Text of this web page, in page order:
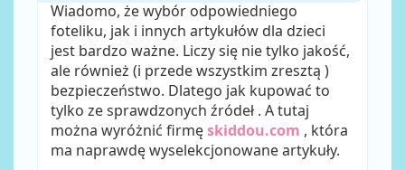
Wiadomo, że wybór odpowiedniego
foteliku, jak i innych artykułów dla dzieci
jest bardzo ważne. Liczy się nie tylko jakość,
ale również (i przede wszystkim zresztą )
bezpieczeństwo. Dlatego jak kupować to
tylko ze sprawdzonych źródeł . A tutaj
można wyróżnić firmęskiddou.com , która
ma naprawdę wyselekcjonowane artykuły.